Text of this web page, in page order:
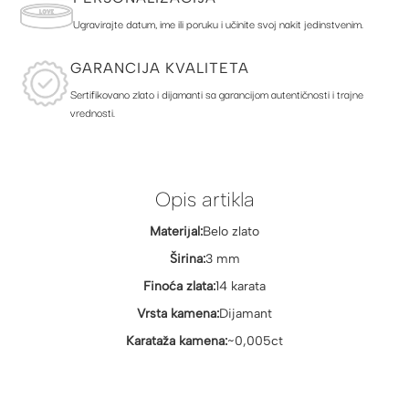
Ugravirajte datum, ime ili poruku i učinite svoj nakit jedinstvenim.
GARANCIJA KVALITETA
Sertifikovano zlato i dijamanti sa garancijom autentičnosti i trajne
vrednosti.
Opis artikla
Materijal:Belo zlato
Širina:3 mm
Finoća zlata:14 karata
Vrsta kamena:Dijamant
Karataža kamena:~0,005ct